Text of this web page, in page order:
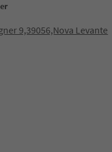
9,39056,Nova Levante